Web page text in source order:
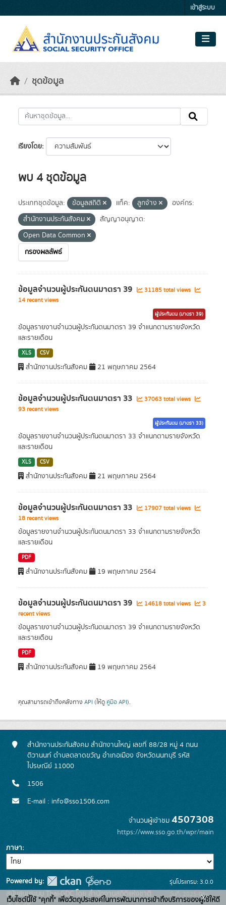
เข้าสู่ระบบ
ชุดข้อมูล
เรียงโดย
พบ 4 ชุดข้อมูล
ประเภทชุดข้อมูล: ข้อมูลสถิติ แท็ค: ลูกจ้าง
องค์กร:
สำนักงานประกันสังคม
สัญญาอนุญาต:
Open Data Common
กรองผลลัพธ์
ข้อมูลจำนวนผู้ประกันตนมาตรา 39
31185 total views
14 recent views
ผู้ประกันตน (มาตรา 39)
ข้อมูลรายงานจำนวนผู้ประกันตนมาตรา 39 จำแนกตามรายจังหวัด
และรายเดือน
XLS CSV
สำนักงานประกันสังคม 21 พฤษภาคม 2564
ข้อมูลจำนวนผู้ประกันตนมาตรา 33
37063 total views
93 recent views
ผู้ประกันตน (มาตรา 33)
ข้อมูลรายงานจำนวนผู้ประกันตนมาตรา 33 จำแนกตามรายจังหวัด
และรายเดือน
XLS CSV
สำนักงานประกันสังคม 21 พฤษภาคม 2564
ข้อมูลจำนวนผู้ประกันตนมาตรา 33
17907 total views
18 recent views
ข้อมูลรายงานจำนวนผู้ประกันตนมาตรา 33 จำแนกตามรายจังหวัด
และรายเดือน
PDF
สำนักงานประกันสังคม 19 พฤษภาคม 2564
ข้อมูลจำนวนผู้ประกันตนมาตรา 39 14618 total views
3
recent views
ข้อมูลรายงานจำนวนผู้ประกันตนมาตรา 39 จำแนกตามรายจังหวัด
และรายเดือน
PDF
สำนักงานประกันสังคม 19 พฤษภาคม 2564
คุณสามารถเข้าถึงคลังทาง API (ให้ดู คู่มือ API).
สำนักงานประกันสังคม สำนักงานใหญ่ เลขที่ 88/28 หมู่ 4 ถนน
ติวานนท์ ตำบลตลาดขวัญ อำเภอเมือง จังหวัดนนทบุรี รหัส
ไปรษณีย์ 11000
1506
E-mail : info@sso1506.com
จำนวนผู้เข้าชม 4507308
https://www.sso.go.th/wpr/main
ภาษา
Powered by:
สนับสนุนระบบ Thai-GDC โดย สำนักงานสถิติแห่งชาติ
รุ่นโปรแกรม: 3.0.0
วันที่: 2025-06-
เว็บไซต์นี้ใช้ "คุกกี้" เพื่อวัตถุประสงค์ในการพัฒนาการเข้าถึงบริการของผู้ใช้ให้ดี
x